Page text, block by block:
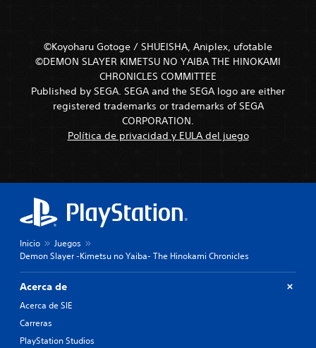
©Koyoharu Gotoge / SHUEISHA, Aniplex, ufotable
©DEMON SLAYER KIMETSU NO YAIBA THE HINOKAMI
CHRONICLES COMMITTEE
Published by SEGA. SEGA and the SEGA logo are either
registered trademarks or trademarks of SEGA
CORPORATION.
Política de privacidad y EULA del juego
Inicio
Juegos
Demon Slayer -Kimetsu no Yaiba- The Hinokami Chronicles
Acerca de
Acerca de SIE
Carreras
PlayStation Studios